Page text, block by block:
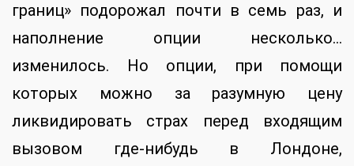
границ» подорожал почти в семь раз, и
наполнение опции несколько…
изменилось. Но опции, при помощи
которых можно за разумную цену
ликвидировать страх перед входящим
вызовом где-нибудь в Лондоне,